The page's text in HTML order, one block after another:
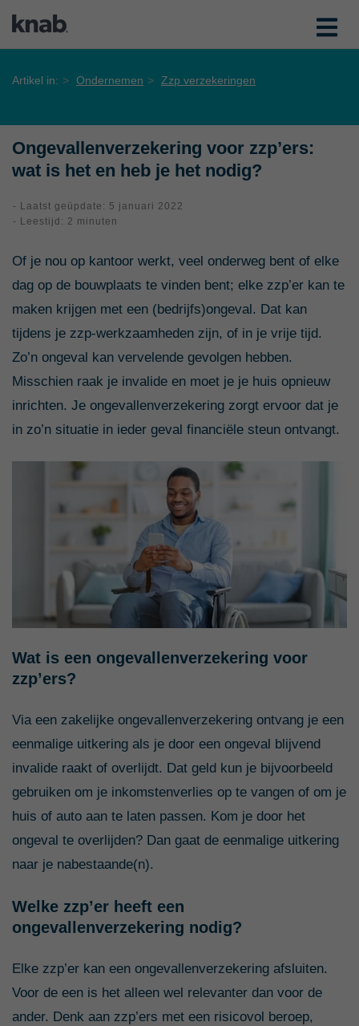
Artikel in: Ondernemen Zzp verzekeringen
Ongevallenverzekering voor zzp’ers:
wat is het en heb je het nodig?
- Laatst geüpdate: 5 januari 2022
- Leestijd: 2 minuten
Of je nou op kantoor werkt, veel onderweg bent of elke
dag op de bouwplaats te vinden bent; elke zzp’er kan te
maken krijgen met een (bedrijfs)ongeval. Dat kan
tijdens je zzp-werkzaamheden zijn, of in je vrije tijd.
Zo’n ongeval kan vervelende gevolgen hebben.
Misschien raak je invalide en moet je je huis opnieuw
inrichten. Je ongevallenverzekering zorgt ervoor dat je
in zo’n situatie in ieder geval financiële steun ontvangt.
Wat is een ongevallenverzekering voor
zzp’ers?
Via een zakelijke ongevallenverzekering ontvang je een
eenmalige uitkering als je door een ongeval blijvend
invalide raakt of overlijdt. Dat geld kun je bijvoorbeeld
gebruiken om je inkomstenverlies op te vangen of om je
huis of auto aan te laten passen. Kom je door het
ongeval te overlijden? Dan gaat de eenmalige uitkering
naar je nabestaande(n).
Welke zzp’er heeft een
ongevallenverzekering nodig?
Elke zzp’er kan een ongevallenverzekering afsluiten.
Voor de een is het alleen wel relevanter dan voor de
ander. Denk aan zzp’ers met een risicovol beroep,